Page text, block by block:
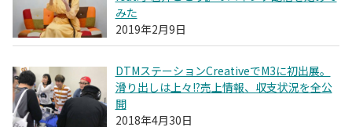
みた
2019年2月9日
DTMステーションCreativeでM3に初出展。
滑り出しは上々!?売上情報、収支状況を全公
開
2018年4月30日